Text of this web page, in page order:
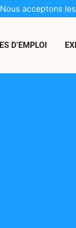
Nous acceptons
D’EMPLOI